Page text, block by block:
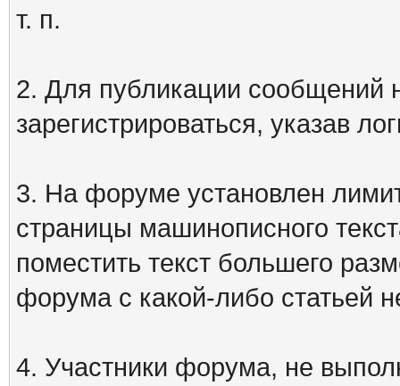
т. п.
2. Для публикации сообщений
зарегистрироваться, указав
3. На форуме установлен
страницы машинописного
поместить текст большего
форума с какой-либо статьей
4. Участники форума, не